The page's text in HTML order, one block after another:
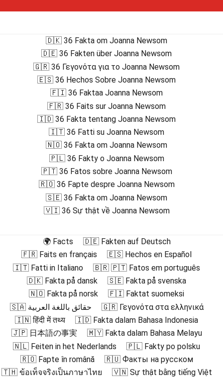
🇩🇰 36 Fakta om Joanna Newsom
🇩🇪 36 Fakten über Joanna Newsom
🇬🇷 36 Γεγονότα για το Joanna Newsom
🇪🇸 36 Hechos Sobre Joanna Newsom
🇫🇮 36 Faktaa Joanna Newsom
🇫🇷 36 Faits sur Joanna Newsom
🇮🇩 36 Fakta tentang Joanna Newsom
🇮🇹 36 Fatti su Joanna Newsom
🇳🇴 36 Fakta om Joanna Newsom
🇵🇱 36 Fakty o Joanna Newsom
🇵🇹 36 Fatos sobre Joanna Newsom
🇷🇴 36 Fapte despre Joanna Newsom
🇸🇪 36 Fakta om Joanna Newsom
🇻🇮 36 Sự thật về Joanna Newsom
🌍 Facts
🇩🇪 Fakten auf Deutsch
🇫🇷 Faits en français
🇪🇸 Hechos en Español
🇮🇹 Fatti in Italiano
🇧🇷 🇵🇹 Fatos em português
🇩🇰 Fakta på dansk
🇸🇪 Fakta på svenska
🇳🇴 Fakta på norsk
🇫🇮 Faktat suomeksi
🇸🇦 حقائق باللغة العربية
🇬🇷 Γεγονότα στα ελληνικά
🇮🇳 हिंदी में तथ्य
🇮🇩 Fakta dalam Bahasa Indonesia
🇯🇵 日本語の事実
🇲🇾 Fakta dalam Bahasa Melayu
🇳🇱 Feiten in het Nederlands
🇵🇱 Fakty po polsku
🇷🇴 Fapte în română
🇷🇺 Факты на русском
🇹🇭 ข้อเท็จจริงเป็นภาษาไทย
🇻🇳 Sự thật bằng tiếng Việt